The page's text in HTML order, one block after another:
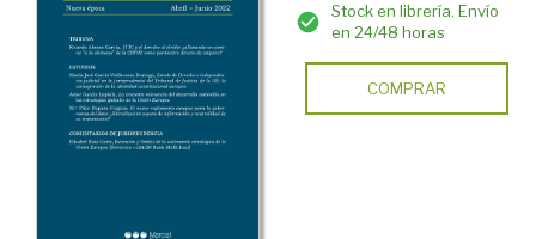
Stock en librería. Envío
en 24/48 horas
COMPRAR